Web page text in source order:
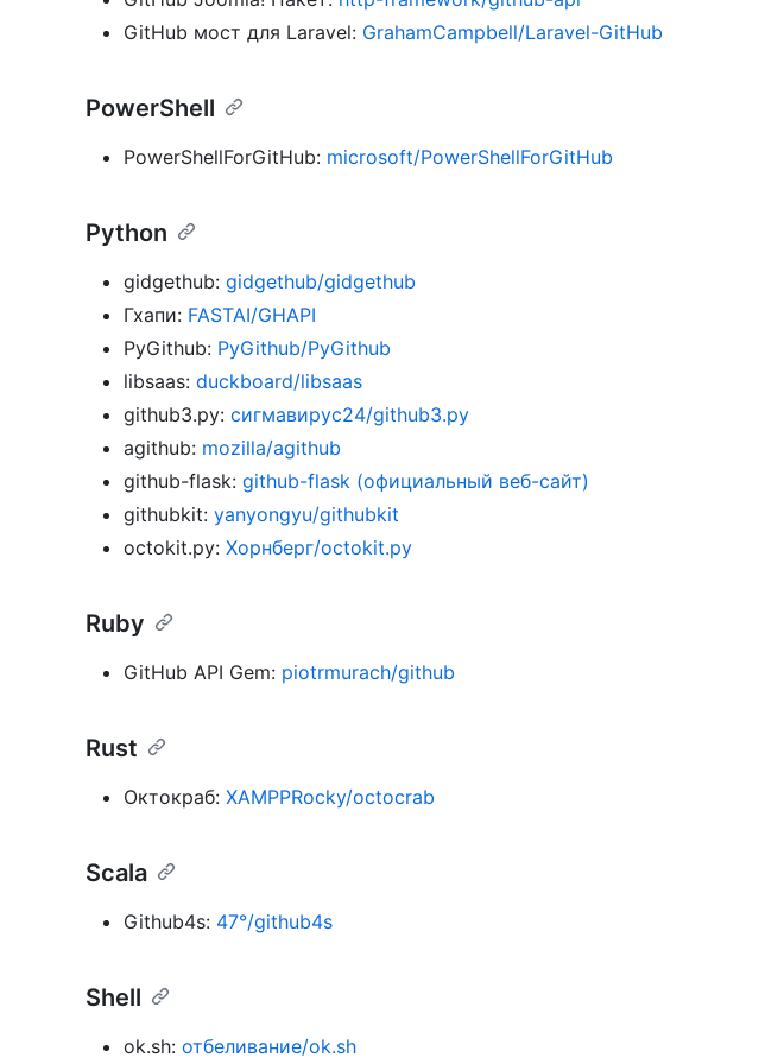
GitHub мост для Laravel: GrahamCampbell/Laravel-GitHub
PowerShell
PowerShellForGitHub: microsoft/PowerShellForGitHub
Python
gidgethub: gidgethub/gidgethub
Гхапи: FASTAI/GHAPI
PyGithub: PyGithub/PyGithub
libsaas: duckboard/libsaas
github3.py: сигмавирус24/github3.py
agithub: mozilla/agithub
github-flask: github-flask (официальный веб-сайт)
githubkit: yanyongyu/githubkit
octokit.py: Хорнберг/octokit.py
Ruby
GitHub API Gem: piotrmurach/github
Rust
Октокраб: XAMPPRocky/octocrab
Scala
Github4s: 47°/github4s
Shell
ok.sh: отбеливание/ok.sh